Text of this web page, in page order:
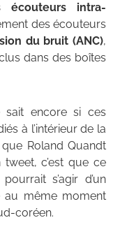
écouteurs intra-
des écouteurs
du bruit (ANC),
dans des boîtes
sait encore si ces
à l’intérieur de la
Roland Quandt
c’est que ce
s’agir d’un
au même moment
coréen.